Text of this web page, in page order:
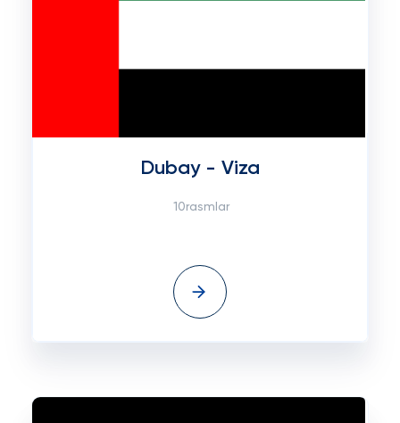
Dubay - Viza
10rasmlar